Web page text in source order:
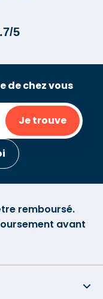
de chez vous
Je trouve
remboursé.
avant